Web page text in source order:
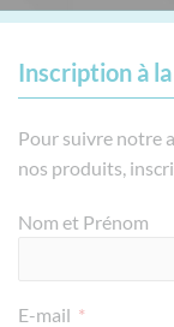
Marques
Domaines
Inscription à
Pour suivre notre
nos produits,
Nom et Prénom
E-mail *